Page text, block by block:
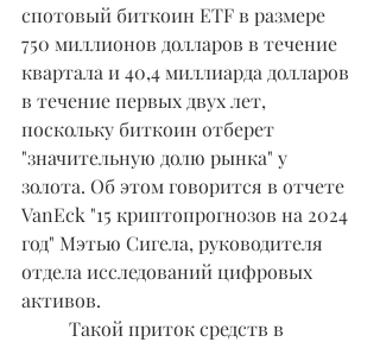
спотовый биткоин ETF в размере
750 миллионов долларов в течение
квартала и 40,4 миллиарда долларов
в течение первых двух лет,
поскольку биткоин отберет
"значительную долю рынка" у
золота. Об этом говорится в отчете
VanEck "15 криптопрогнозов на 2024
год" Мэтью Сигела, руководителя
отдела исследований цифровых
активов.